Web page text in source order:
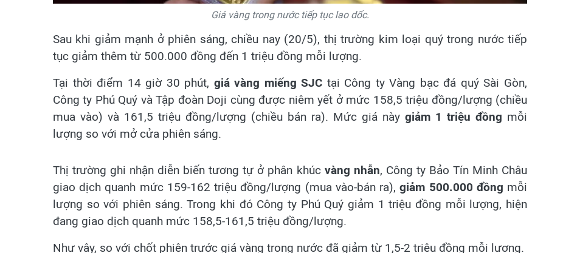
Giá vàng trong nước tiếp tục lao dốc.
Sau khi giảm mạnh ở phiên sáng, chiều nay (20/5), thị trường kim loại quý trong nước tiếp
tục giảm thêm từ 500.000 đồng đến 1 triệu đồng mỗi lượng.
Tại thời điểm 14 giờ 30 phút, giá vàng miếng SJC tại Công ty Vàng bạc đá quý Sài Gòn,
Công ty Phú Quý và Tập đoàn Doji cùng được niêm yết ở mức 158,5 triệu đồng/lượng (chiều
mua vào) và 161,5 triệu đồng/lượng (chiều bán ra). Mức giá này giảm 1 triệu đồng mỗi
lượng so với mở cửa phiên sáng.
Thị trường ghi nhận diễn biến tương tự ở phân khúcvàng nhẫn, Công ty Bảo Tín Minh Châu
giao dịch quanh mức 159-162 triệu đồng/lượng (mua vào-bán ra),giảm 500.000 đồng mỗi
lượng so với phiên sáng. Trong khi đó Công ty Phú Quý giảm 1 triệu đồng mỗi lượng, hiện
đang giao dịch quanh mức 158,5-161,5 triệu đồng/lượng.
Như vậy, so với chốt phiên trước giá vàng trong nước đã giảm từ 1,5-2 triệu đồng mỗi lượng.